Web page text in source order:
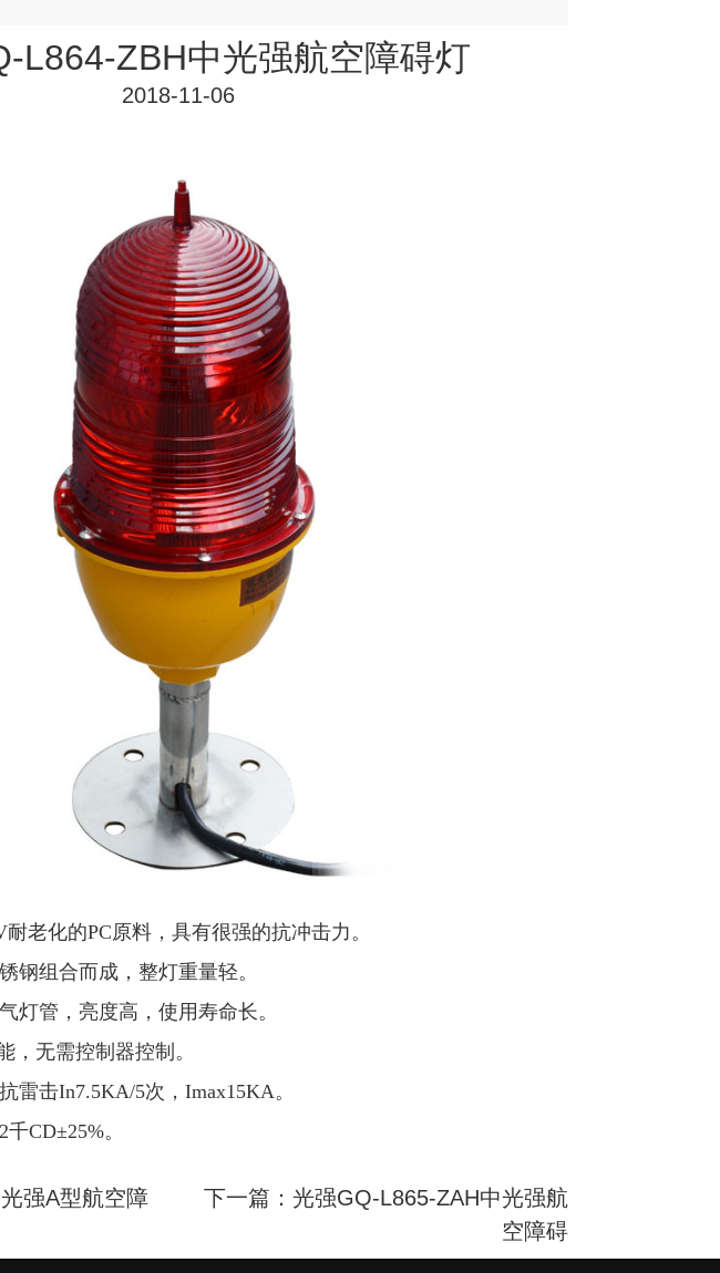
L864-ZBH中光强航空障碍灯
2018-11-06
老化的PC原料，具有很强的抗冲击力。
钢组合而成，整灯重量轻。
灯管，亮度高，使用寿命长。
，无需控制器控制。
雷击In7.5KA/5次，Imax15KA。
CD±25%。
强A型航空障
下一篇：光强GQ-L865-ZAH中光强航
空障碍